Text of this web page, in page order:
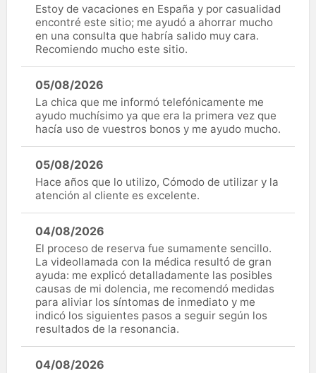
Estoy de vacaciones en España y por casualidad
encontré este sitio; me ayudó a ahorrar mucho
en una consulta que habría salido muy cara.
Recomiendo mucho este sitio.
05/08/2026
La chica que me informó telefónicamente me
ayudo muchísimo ya que era la primera vez que
hacía uso de vuestros bonos y me ayudo mucho.
05/08/2026
Hace años que lo utilizo, Cómodo de utilizar y la
atención al cliente es excelente.
04/08/2026
El proceso de reserva fue sumamente sencillo.
La videollamada con la médica resultó de gran
ayuda: me explicó detalladamente las posibles
causas de mi dolencia, me recomendó medidas
para aliviar los síntomas de inmediato y me
indicó los siguientes pasos a seguir según los
resultados de la resonancia.
04/08/2026